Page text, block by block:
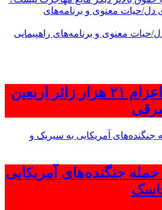
معنوی و برنامه‌های راهپیمایی
اینفوگرافیک؛ اعزام ۲۱ هزار زائر اربعین
جنگنده‌های آمریکایی